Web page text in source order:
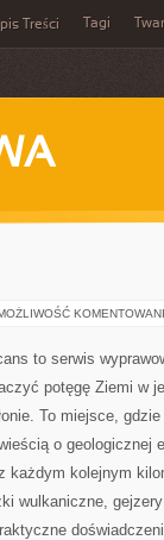
Treści Tagi
to serwis
potęgę Ziemi w
To miejsce,
o geologicznej
każdym kolejnym
wulkaniczne,